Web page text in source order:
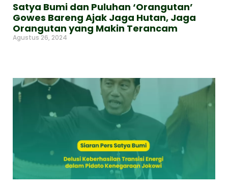
Satya Bumi dan Puluhan ‘Orangutan’
Gowes Bareng Ajak Jaga Hutan, Jaga
Orangutan yang Makin Terancam
Agustus 26, 2024